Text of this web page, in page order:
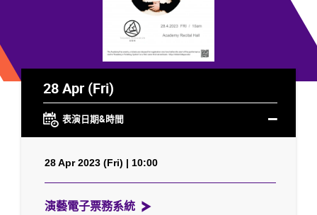
28 Apr (Fri)
表演日期&時間
28 Apr 2023 (Fri) | 10:00
演藝電子票務系統